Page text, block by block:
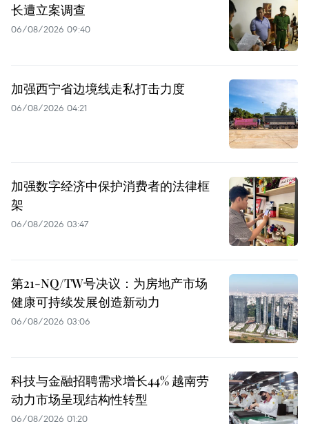
长遭立案调查
06/08/2026 09:40
加强西宁省边境线走私打击力度
06/08/2026 04:21
加强数字经济中保护消费者的法律框
架
06/08/2026 03:47
第21-NQ/TW号决议：为房地产市场
健康可持续发展创造新动力
06/08/2026 03:06
科技与金融招聘需求增长44% 越南劳
动力市场呈现结构性转型
06/08/2026 01:20